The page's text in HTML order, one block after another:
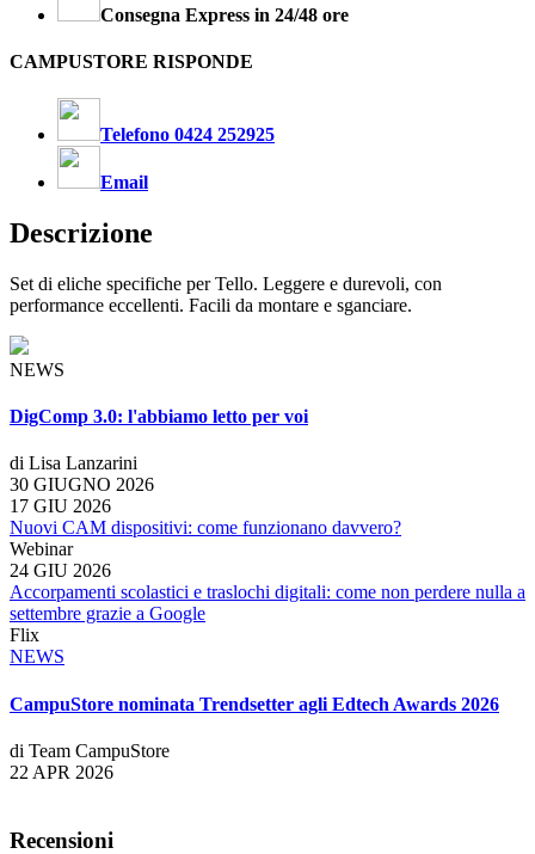
Consegna Express in 24/48 ore
CAMPUSTORE RISPONDE
Telefono 0424 252925
Email
Descrizione
Set di eliche specifiche per Tello. Leggere e durevoli, con
performance eccellenti. Facili da montare e sganciare.
NEWS
DigComp 3.0: l'abbiamo letto per voi
di Lisa Lanzarini
30 GIUGNO 2026
17 GIU 2026
Nuovi CAM dispositivi: come funzionano davvero?
Webinar
24 GIU 2026
Accorpamenti scolastici e traslochi digitali: come non perdere nulla a
settembre grazie a Google
Flix
NEWS
CampuStore nominata Trendsetter agli Edtech Awards 2026
di Team CampuStore
22 APR 2026
Recensioni